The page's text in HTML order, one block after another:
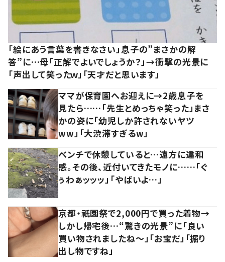
「絵にあう言葉を書きなさい」息子の”まさかの解
答”に…母「正解でよいでしょうか？」→衝撃の光景に
「声出して笑ったｗ」「天才だと思います」
ママが保育園へお迎えに→2歳息子を
見たら……「先生とめっちゃ笑った」まさ
かの姿に「幼児しか許されないヤツ
ww」「大渋滞すぎるw」
ベンチで休憩していると…遠方に違和
感。その後、近付いてきたモノに……「ぐ
ぅわぁッッッ」「やばいよ…」
京都・祇園祭で2,000円で買った着物→
しかし帰宅後…“驚きの光景”に「良い
買い物されましたね～」「お宝だ」「掘り
出し物ですね」